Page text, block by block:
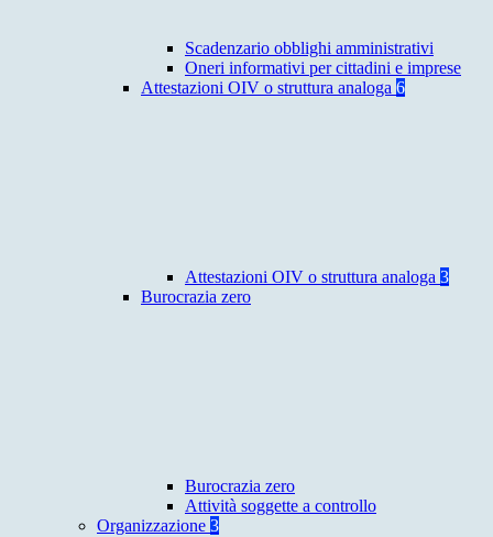
Scadenzario obblighi amministrativi
Oneri informativi per cittadini e imprese
Attestazioni OIV o struttura analoga 6
Attestazioni OIV o struttura analoga 3
Burocrazia zero
Burocrazia zero
Attività soggette a controllo
Organizzazione 3